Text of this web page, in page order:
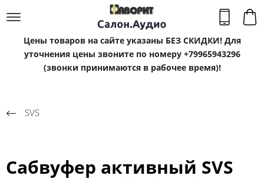
Цены товаров на сайте указаны БЕЗ СКИДКИ! Для
уточнения цены звоните по номеру +79965943296
(звонки принимаются в рабочее время)!
SVS
Сабвуфер активный SVS